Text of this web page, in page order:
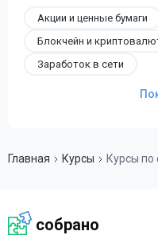
Акции и ценные бумаги
Блокчейн и
Заработок в сети
Главная Курсы Курсы
собрано